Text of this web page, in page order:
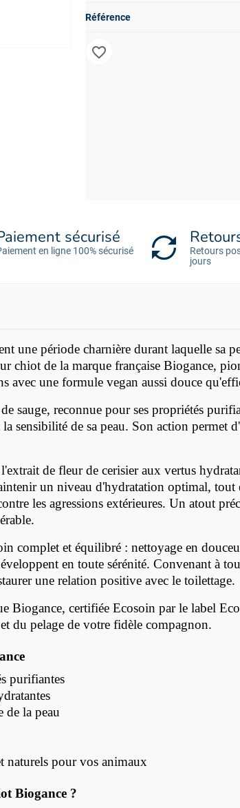
Référence
favorite_border
sécurisé
en ligne 100% sécurisé
Retours
jours
une période charnière durant laquelle sa
chiot de la marque française Biogance,
avec une formule vegan aussi douce
sauge, reconnue pour ses propriétés
sensibilité de sa peau. Son action permet
de fleur de cerisier aux vertus
un niveau d'hydratation optimal,
les agressions extérieures. Un atout
complet et équilibré : nettoyage en
en toute sérénité. Convenant à
une relation positive avec le toilettage.
Biogance, certifiée Ecosoin par le label
du pelage de votre fidèle compagnon.
purifiantes
de la peau
naturels pour vos animaux
Biogance ?